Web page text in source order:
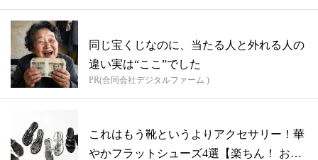
同じ宝くじなのに、当たる人と外れる人の
違い実は“ここ”でした
PR(合同会社デジタルファーム )
これはもう靴というよりアクセサリー！華
やかフラットシューズ4選【楽ちん！ おし